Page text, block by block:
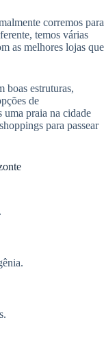
corremos para
temos várias
as melhores lojas que
boas estruturas,
de
uma praia na cidade
para passear